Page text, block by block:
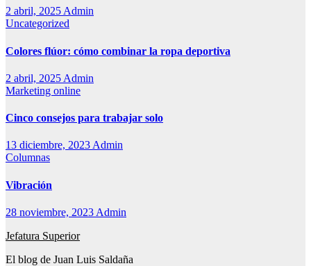
2 abril, 2025Admin
Uncategorized
Colores flúor: cómo combinar la ropa deportiva
2 abril, 2025 Admin
Marketing online
Cinco consejos para trabajar solo
13 diciembre, 2023Admin
Columnas
Vibración
28 noviembre, 2023 Admin
Jefatura Superior
El blog de Juan Luis Saldaña